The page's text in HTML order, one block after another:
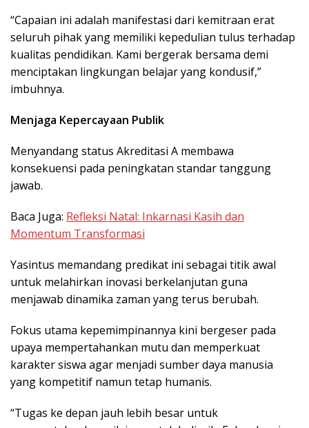
“Capaian ini adalah manifestasi dari kemitraan erat
seluruh pihak yang memiliki kepedulian tulus terhadap
kualitas pendidikan. Kami bergerak bersama demi
menciptakan lingkungan belajar yang kondusif,”
imbuhnya.
Menjaga Kepercayaan Publik
Menyandang status Akreditasi A membawa
konsekuensi pada peningkatan standar tanggung
jawab.
Baca Juga: Refleksi Natal: Inkarnasi Kasih dan
Momentum Transformasi
Yasintus memandang predikat ini sebagai titik awal
untuk melahirkan inovasi berkelanjutan guna
menjawab dinamika zaman yang terus berubah.
Fokus utama kepemimpinannya kini bergeser pada
upaya mempertahankan mutu dan memperkuat
karakter siswa agar menjadi sumber daya manusia
yang kompetitif namun tetap humanis.
“Tugas ke depan jauh lebih besar untuk